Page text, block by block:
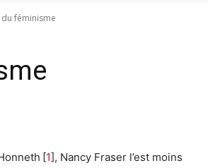
féminisme
[1], Nancy Fraser l’est moins